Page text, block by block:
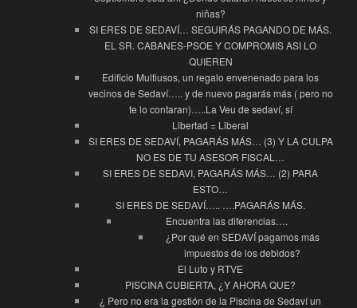
niñas?
SI ERES DE SEDAVÍ… SEGUIRÁS PAGANDO DE MÁS.
EL SR. CABANES-PSOE Y COMPROMIS ASI LO
QUIEREN
Edificio Multiusos, un regalo envenenado para los
vecinos de Sedaví….. y de nuevo pagarás más ( pero no
te lo contaran)…..La Veu de sedaví, sí
Libertad = Liberal
SI ERES DE SEDAVÍ, PAGARÁS MÁS… (3) Y LA CULPA
NO ES DE TU ASESOR FISCAL…
SI ERES DE SEDAVI, PAGARÁS MÁS… (2) PARA
ESTO…
SI ERES DE SEDAVÍ….. ….PAGARÁS MÁS.
Encuentra las diferencias….
¿Por qué en SEDAVÍ pagamos más
impuestos de los debidos?
El Luto y RTVE
PISCINA CUBIERTA, ¿Y AHORA QUE?
¿ Pero no era la gestión de la Piscina de Sedaví un